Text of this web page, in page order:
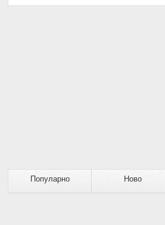
Популарно Ново